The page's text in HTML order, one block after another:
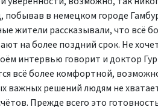
побывав в немецком городе
жители рассказывали, что
на более поздний срок. Не
интервью говорит и доктор
всё более комфортной,
важных решений людям не
Прежде всего это